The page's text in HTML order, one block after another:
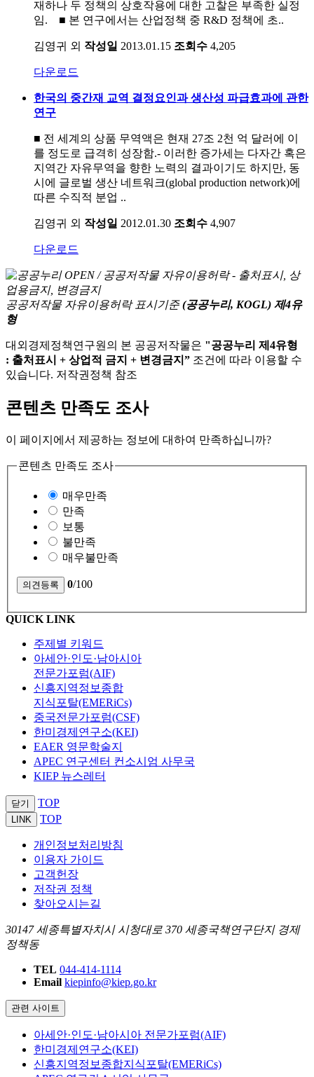
재하나 두 정책의 상호작용에 대한 고찰은 부족한 실정
임. ■ 본 연구에서는 산업정책 중 R&D 정책에 초..
김영귀 외 작성일 2013.01.15 조회수 4,205
다운로드
한국의 중간재 교역 결정요인과 생산성 파급효과에 관한
연구
■ 전 세계의 상품 무역액은 현재 27조 2천 억 달러에 이
를 정도로 급격히 성장함.- 이러한 증가세는 다자간 혹은
지역간 자유무역을 향한 노력의 결과이기도 하지만, 동
시에 글로벌 생산 네트워크(global production network)에
따른 수직적 분업 ..
김영귀 외 작성일 2012.01.30 조회수 4,907
다운로드
공공저작물 자유이용허락 표시기준 (공공누리, KOGL) 제4유
형
대외경제정책연구원의 본 공공저작물은 "공공누리 제4유형
: 출처표시 + 상업적 금지 + 변경금지” 조건에 따라 이용할 수
있습니다. 저작권정책 참조
콘텐츠 만족도 조사
이 페이지에서 제공하는 정보에 대하여 만족하십니까?
콘텐츠 만족도 조사
매우만족
만족
보통
불만족
매우불만족
0/100
QUICK LINK
주제별 키워드
아세안·인도·남아시아
전문가포럼(AIF)
신흥지역정보종합
지식포탈(EMERiCs)
중국전문가포럼(CSF)
한미경제연구소(KEI)
EAER 영문학술지
APEC 연구센터 컨소시엄 사무국
KIEP 뉴스레터
닫기 TOP
LINK TOP
개인정보처리방침
이용자 가이드
고객헌장
저작권 정책
찾아오시는길
30147 세종특별자치시 시청대로 370 세종국책연구단지 경제
정책동
TEL 044-414-1114
Email kiepinfo@kiep.go.kr
관련 사이트
아세안·인도·남아시아 전문가포럼(AIF)
한미경제연구소(KEI)
신흥지역정보종합지식포탈(EMERiCs)